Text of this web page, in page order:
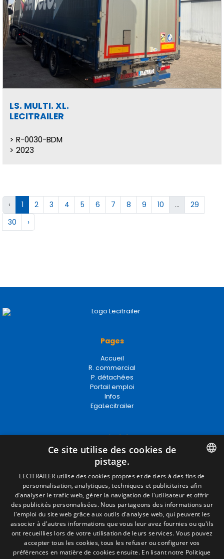
LS. MULTI. XL.
LECITRAILER
R-0030-BDM
2023
‹ 1 2 3 4 5 6 7 8 9 10 ...
29
30
›
Pages
Accueil
R. commercial
P. détachées
Portail emploi
Infos
EgaLecitrailer
Termes juridiques
Mentions Légales
Politique de Confidentialité
Politique de Cookies
Conditions générales de vente
Gérer les cookies
Contact
Camino de los Huertos, S/N. Apdo 100
50620 - Casetas (Zaragoza) SPAIN
SPANISH
ENGLISH
FRENCH
ITALIAN
PORTUGUESE
Ce site utilise des cookies de
pistage.
LECITRAILER utilise des cookies propres et de tiers à des fins de
personnalisation, analytiques, techniques et publicitaires afin
d’analyser le trafic web, gérer la navigation de l'utilisateur et offrir
des publicités personnalisées. Nous partageons des informations sur
l'emploi du site web grâce aux outils d'analyse web, qui peuvent les
associer à d'autres informations que vous leur avez fournies ou qu'ils
ont recueillies lors de votre utilisation de leurs services. Vous pouvez
accepter tous les cookies, tous les refuser ou configurer vos
préférences en matière de cookies ensuite. En lisant notre Politique